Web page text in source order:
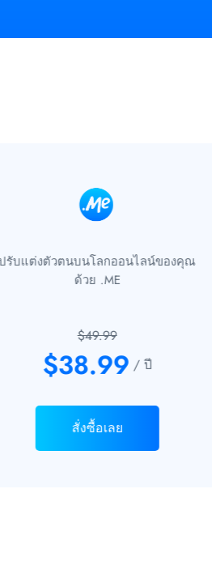
รับแต่งตัวตนบนโลกออนไลน์ของคุณ
ด้วย .ME
$49.99
$38.99 / ปี
สั่งซื้อเลย